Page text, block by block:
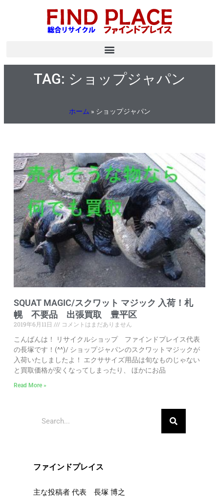
TAG: ショップジャパン
ホーム » ショップジャパン
SQUAT MAGIC/スクワット マジック 入荷！札
幌 不要品 出張買取 豊平区
2019年6月11日
コメントはまだありません
こんばんは！ リサイクルショップ ファインドプレイス代表
の長塚です！(^^)/ ショップジャパンのスクワットマジックが
入荷いたしましたよ！ エクササイズ用品は旬なものじゃない
と買取価格が安くなってしまったり、 ほかにお品
Read More »
ファインドプレイス
主な投稿者 代表 長塚 博之